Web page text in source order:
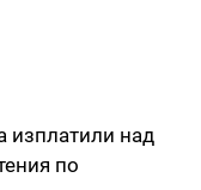
изплатили над
по